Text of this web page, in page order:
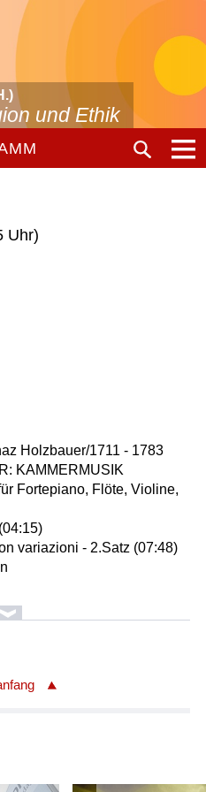
und Ethik
Uhr)
Holzbauer/1711 - 1783
KAMMERMUSIK
Fortepiano, Flöte, Violine,
variazioni - 2.Satz (07:48)